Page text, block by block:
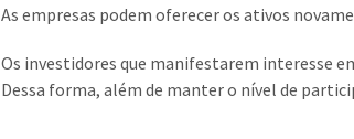
As empresas podem oferecer os ativos
Os investidores que manifestarem interesse
Dessa forma, além de manter o nível de